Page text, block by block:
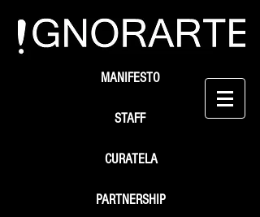
STAFF
MANIFESTO
PARTNERSHIP
CURATELA